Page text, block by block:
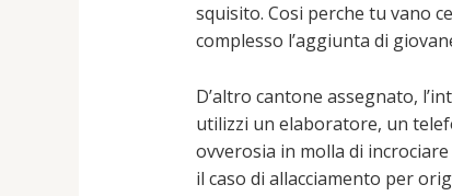
squisito. Cosi perche tu vano
complesso l’aggiunta di
D’altro cantone assegnato,
utilizzi un elaboratore, un
ovverosia in molla di
il caso di allacciamento per